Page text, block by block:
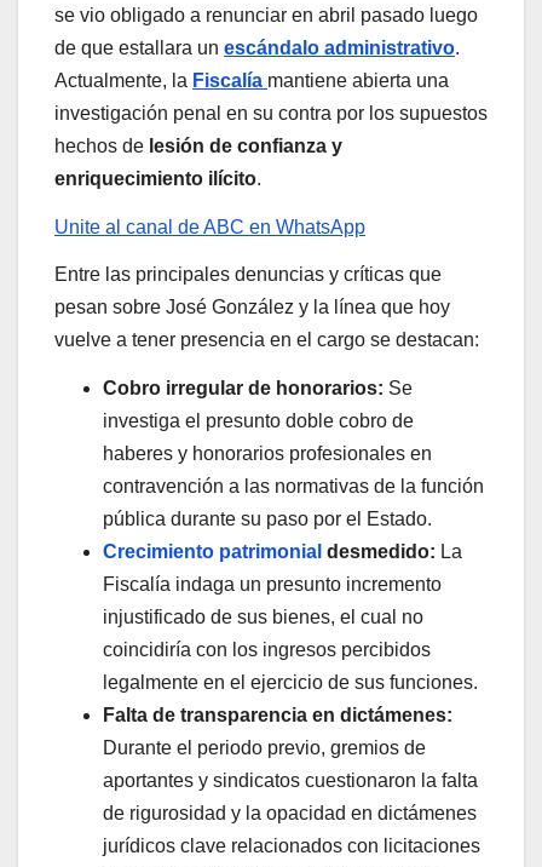
se vio obligado a renunciar en abril pasado luego
de que estallara un escándalo administrativo.
Actualmente, la Fiscalía mantiene abierta una
investigación penal en su contra por los supuestos
hechos de lesión de confianza y
enriquecimiento ilícito.
Unite al canal de ABC en WhatsApp
Entre las principales denuncias y críticas que
pesan sobre José González y la línea que hoy
vuelve a tener presencia en el cargo se destacan:
Cobro irregular de honorarios: Se
investiga el presunto doble cobro de
haberes y honorarios profesionales en
contravención a las normativas de la función
pública durante su paso por el Estado.
Crecimiento patrimonial desmedido: La
Fiscalía indaga un presunto incremento
injustificado de sus bienes, el cual no
coincidiría con los ingresos percibidos
legalmente en el ejercicio de sus funciones.
Falta de transparencia en dictámenes:
Durante el periodo previo, gremios de
aportantes y sindicatos cuestionaron la falta
de rigurosidad y la opacidad en dictámenes
jurídicos clave relacionados con licitaciones